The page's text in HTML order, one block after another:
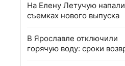
На Елену Летучую
съемках нового выпуска
В Ярославле отключили
горячую воду: сроки